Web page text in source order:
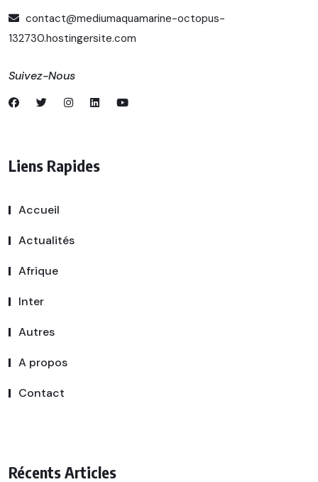
contact@mediumaquamarine-octopus-
132730.hostingersite.com
Suivez-Nous
Liens Rapides
Accueil
Actualités
Afrique
Inter
Autres
A propos
Contact
Récents Articles